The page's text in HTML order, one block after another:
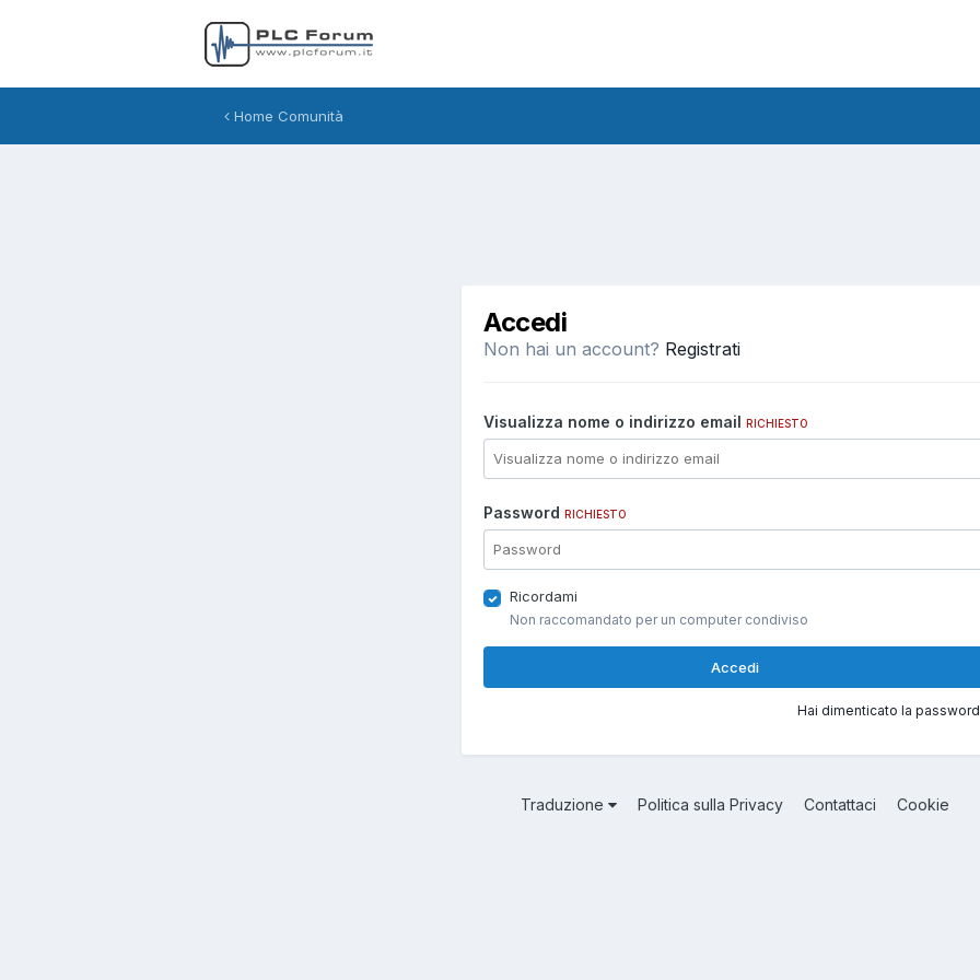
Home Comunità
Accedi
Non hai un account? Registrati
Visualizza nome o indirizzo email RICHIESTO
Password RICHIESTO
Ricordami
Non raccomandato per un computer condiviso
Accedi
Hai dimenticato la
Traduzione Politica sulla Privacy Contattaci Cookie